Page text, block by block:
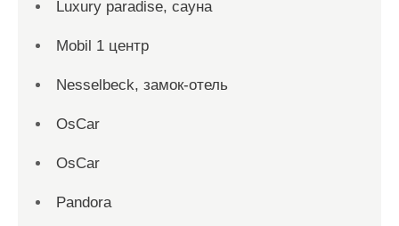
Luxury paradise, сауна
Mobil 1 центр
Nesselbeck, замок-отель
OsCar
OsCar
Pandora